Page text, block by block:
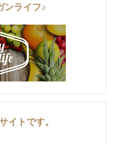
ンライフ♪
イトです。